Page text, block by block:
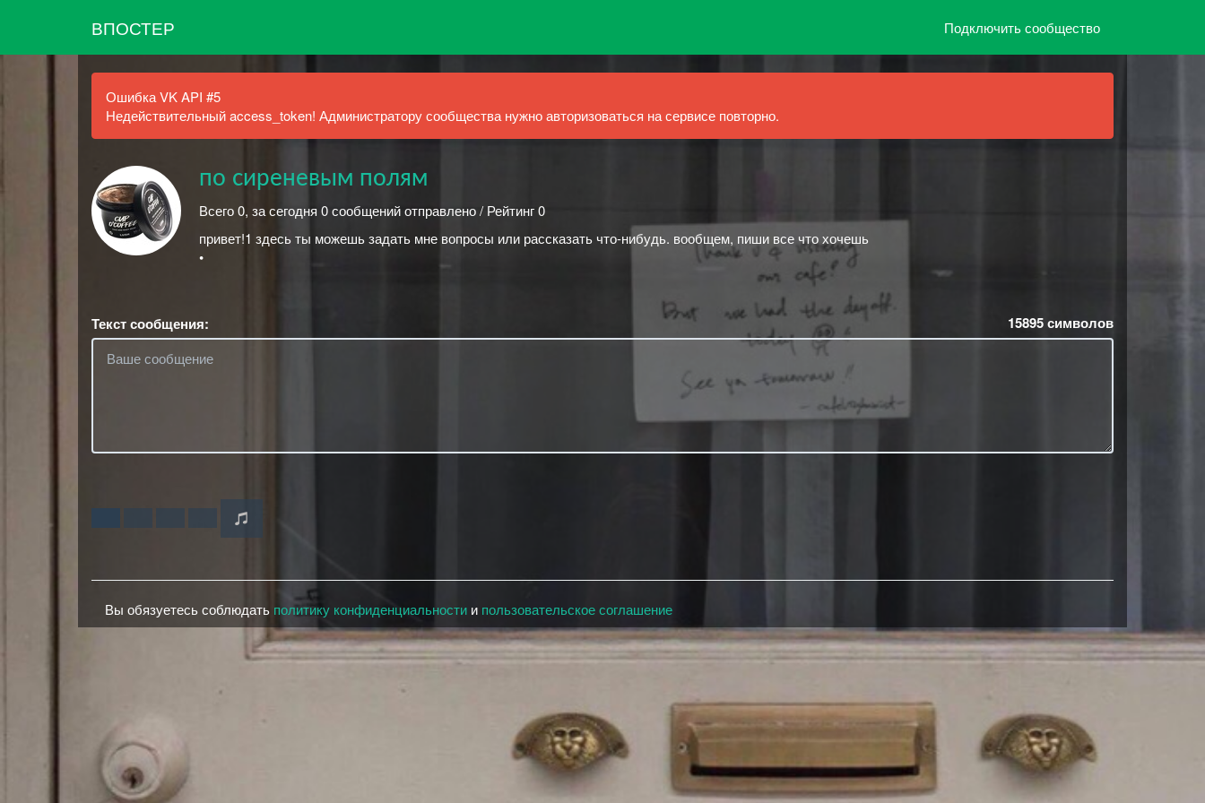
ВПОСТЕР Подключить сообщество
Ошибка VK API #5
Недействительный access_token! Администратору сообщества нужно авторизоваться на сервисе повторно.
по сиреневым полям
Всего 0, за сегодня 0 сообщений отправлено / Рейтинг 0
привет!1 здесь ты можешь задать мне вопросы или рассказать что-нибудь. вообщем, пиши все что хочешь
•
Текст сообщения: 15895символов
Вы обязуетесь соблюдать политику конфиденциальности и пользовательское соглашение